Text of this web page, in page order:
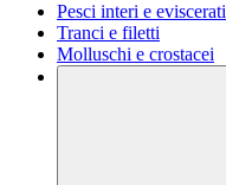
Pesci interi e eviscerati
Tranci e filetti
Molluschi e crostacei